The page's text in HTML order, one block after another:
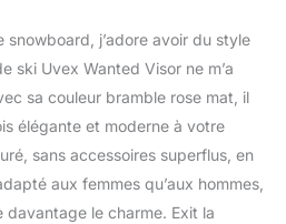
exacte à la circonférence
individuelle de la tête
grâce au système uvex
IAS réglable La sangle
FAS peut être facilement
et infiniment ajustée
exactement à la forme de
votre tête Système de
j’adore avoir du style
ski Uvex Wanted Visor ne m’a
sa couleur bramble rose mat, il
élégante et moderne à votre
sans accessoires superflus, en
aux femmes qu’aux hommes,
le charme. Exit la